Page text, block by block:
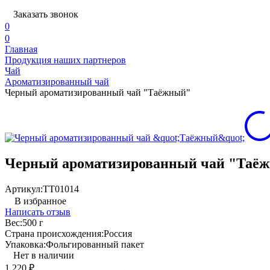
Заказать звонок
0
0
Главная
Продукция наших партнеров
Чай
Ароматизированный чай
Черный ароматизированный чай "Таёжный"
Черный ароматизированный чай
Артикул:TT01014
В избранное
Написать отзыв
Вес:500 г
Страна происхождения:Россия
Упаковка:Фольгированный пакет
Нет в наличии
1 220 ₽